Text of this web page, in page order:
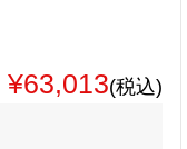
¥63,013(税込)